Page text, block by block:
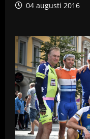
04 augusti 2016